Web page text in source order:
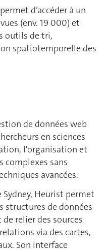
d’accéder à un
(env. 19 000) et
outils de tri,
spatiotemporelle des
de données web
en sciences
l'organisation et
complexes sans
avancées.
Heurist permet
structures de données
relier des sources
via des cartes,
Son interface